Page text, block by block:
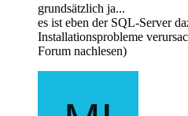
grundsätzlich ja...
es ist eben der SQL-Server
Installationsprobleme
Forum nachlesen)